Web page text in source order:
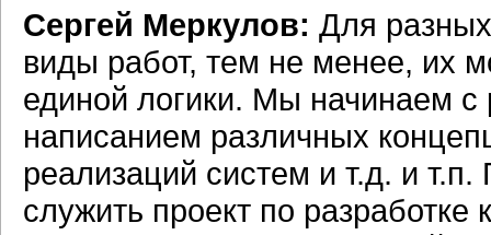
Сергей Меркулов: Для
виды работ, тем не менее, их
единой логики. Мы начинаем
написанием различных
реализаций систем и т.д. и
служить проект по